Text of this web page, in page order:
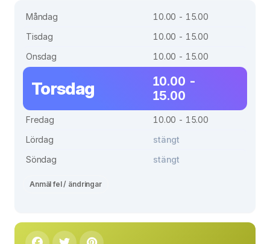
Måndag
10.00 - 15.00
Tisdag
10.00 - 15.00
Onsdag
10.00 - 15.00
Torsdag
10.00 -
15.00
Fredag
10.00 - 15.00
Lördag
stängt
Söndag
stängt
Anmäl fel / ändringar